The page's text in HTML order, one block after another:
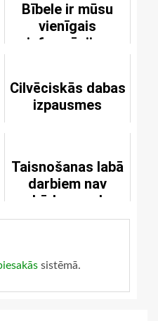
Bībele ir mūsu
vienīgais
informācijas
Cilvēciskās dabas
izpausmes
Taisnošanas labā
darbiem nav
nekādu nopelnu
sistēmā.